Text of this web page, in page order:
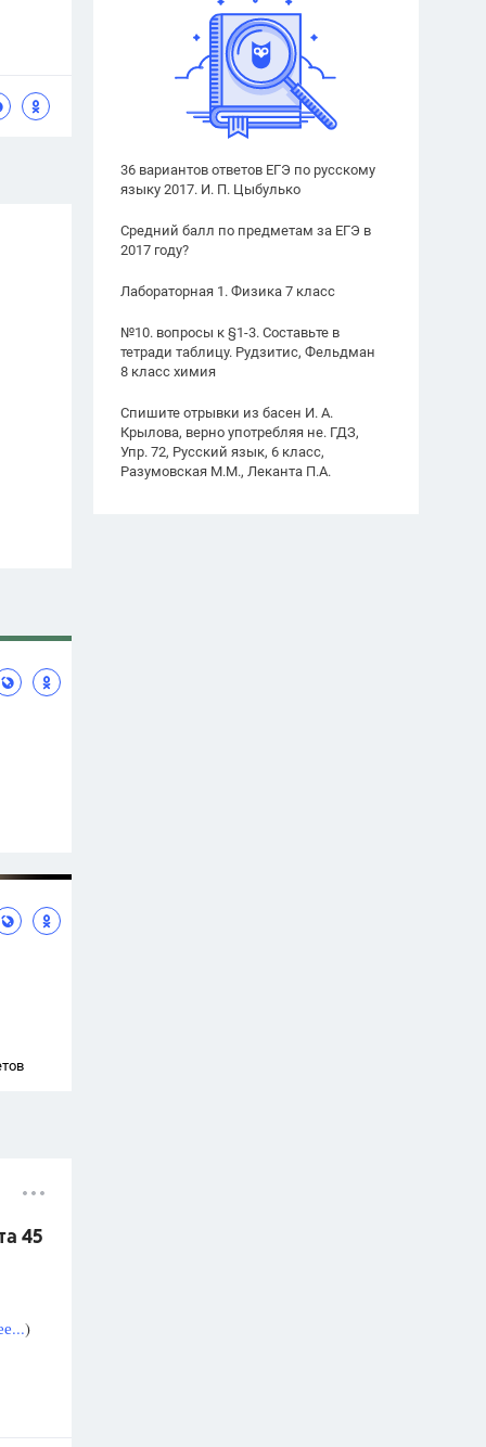
36 вариантов ответов ЕГЭ по русскому
языку 2017. И. П. Цыбулько
Средний балл по предметам за ЕГЭ в
2017 году?
Лабораторная 1. Физика 7 класс
№10. вопросы к §1-3. Составьте в
тетради таблицу. Рудзитис, Фельдман
8 класс химия
Спишите отрывки из басен И. А.
Крылова, верно употребляя не. ГДЗ,
Упр. 72, Русский язык, 6 класс,
Разумовская М.М., Леканта П.А.
45
)